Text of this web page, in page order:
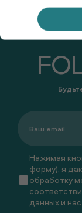
Нажимая
форму), я
обработку
данных и